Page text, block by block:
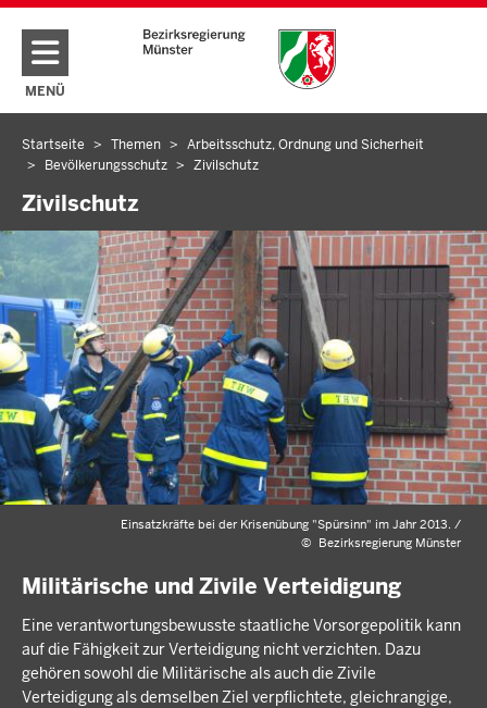
Direkt zum Inhalt
MENÜ
NAVIGATION AKTIVIEREN/DEAKTIVIEREN: HAUPTMENÜ
Sie
befinden
sich
hier
Startseite Themen
Arbeitsschutz, Ordnung und Sicherheit
Bevölkerungsschutz
Zivilschutz
Zivilschutz
Einsatzkräfte bei der Krisenübung "Spürsinn" im Jahr 2013. /
© Bezirksregierung Münster
Militärische und Zivile Verteidigung
Eine verantwortungsbewusste staatliche Vorsorgepolitik kann
auf die Fähigkeit zur Verteidigung nicht verzichten. Dazu
gehören sowohl die Militärische als auch die Zivile
Verteidigung als demselben Ziel verpflichtete, gleichrangige,